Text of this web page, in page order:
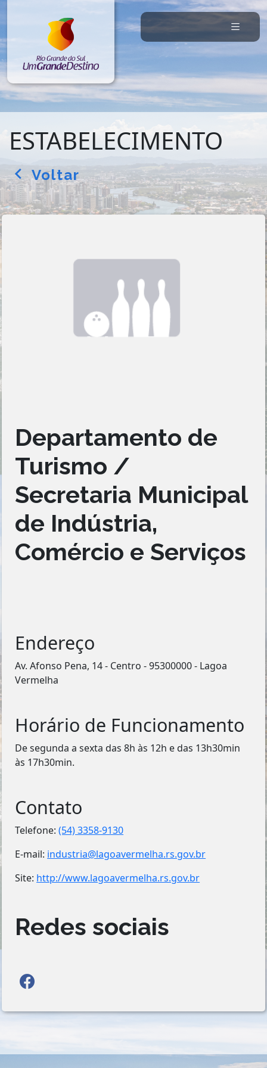
ESTABELECIMENTO
arrow_back_ios Voltar
Departamento de
Turismo /
Secretaria Municipal
de Indústria,
Comércio e Serviços
Endereço
Av. Afonso Pena, 14 - Centro - 95300000 - Lagoa
Vermelha
Horário de Funcionamento
De segunda a sexta das 8h às 12h e das 13h30min
às 17h30min.
Contato
Telefone:(54) 3358-9130
E-mail: industria@lagoavermelha.rs.gov.br
Site: http://www.lagoavermelha.rs.gov.br
Redes sociais